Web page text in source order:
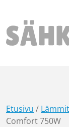
Päävalikko
Etusivu /
Comfort 750W